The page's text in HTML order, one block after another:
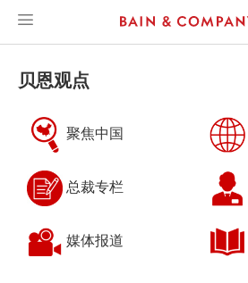
贝恩观点
聚焦中国
总裁专栏
媒体报道